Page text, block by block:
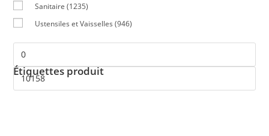
Sanitaire (1235)
Ustensiles et Vaisselles (946)
Étiquettes produit